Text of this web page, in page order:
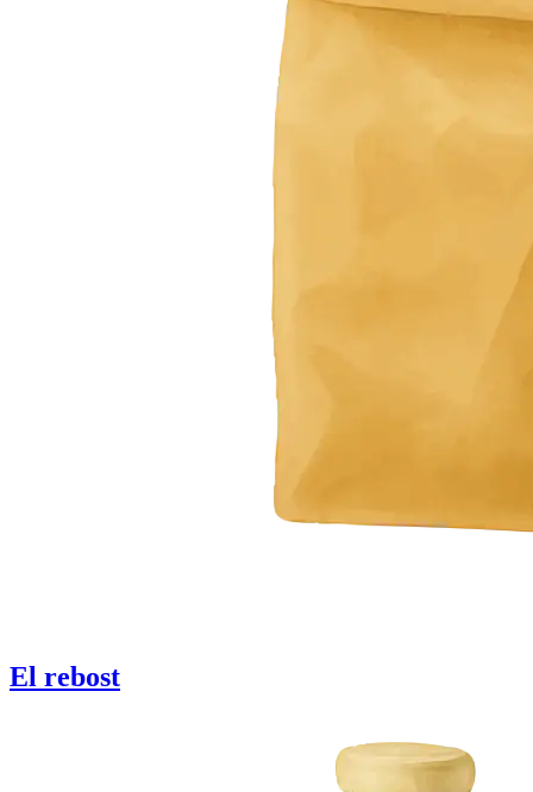
El rebost